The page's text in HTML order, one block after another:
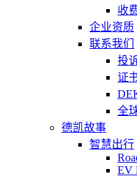
收
企业资质
联系我们
投
证
全
德凯故事
智慧出行
EV